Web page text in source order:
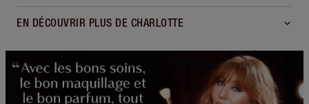
EN DÉCOUVRIR PLUS DE CHARLOTTE